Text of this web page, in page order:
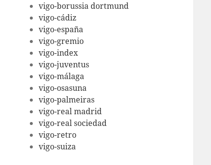
vigo-borussia dortmund
vigo-cádiz
vigo-españa
vigo-gremio
vigo-index
vigo-juventus
vigo-málaga
vigo-osasuna
vigo-palmeiras
vigo-real madrid
vigo-real sociedad
vigo-retro
vigo-suiza